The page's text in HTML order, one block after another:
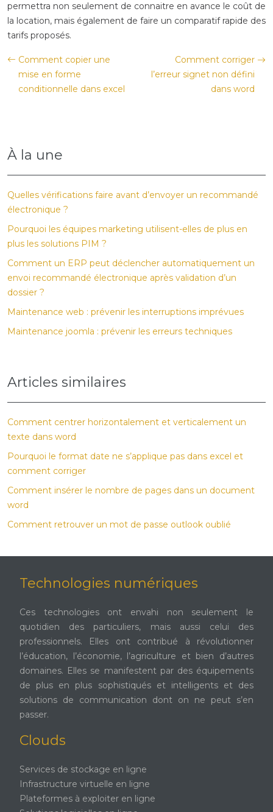
permettra non seulement de connaitre en avance le coût de
la location, mais également de faire un comparatif rapide des
tarifs proposés.
Comment copier une
mise en forme
conditionnelle dans excel
Comment corriger
l’erreur signet non défini
dans word
À la une
Quelles vérifications faire avant d’envoyer un recommandé
électronique ?
Pourquoi les équipes marketing utilisent-elles de plus en
plus les solutions PIM ?
Comment un ERP peut déclencher automatiquement un
envoi recommandé électronique après validation d’un
dossier ?
Maintenance web : prévenir les interruptions imprévues
Maintenance joomla : prévenir les erreurs techniques
Articles similaires
Comment centrer horizontalement et verticalement un
texte dans word
Pourquoi le format date ne s’applique pas dans excel et
comment corriger
Comment insérer le nombre de pages dans un document
word
Comment retrouver un mot de passe outlook oublié
Technologies numériques
Ces technologies ont envahi non seulement le
quotidien des particuliers, mais aussi celui des
professionnels. Elles ont contribué à révolutionner
l’éducation, l’économie, l’agriculture et bien d’autres
domaines. Elles se manifestent par des équipements
de plus en plus sophistiqués et intelligents et des
solutions de communication dont on ne peut s’en
passer.
Clouds
Services de stockage en ligne
Infrastructure virtuelle en ligne
Plateformes à exploiter en ligne